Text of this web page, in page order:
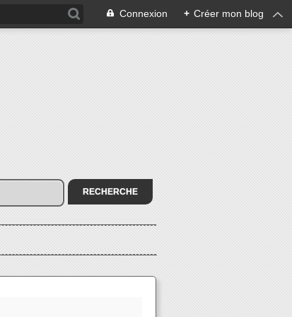
Connexion + Créer mon blog